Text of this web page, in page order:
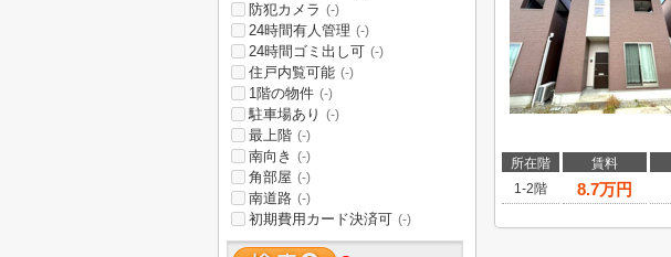
所在階 賃料
1-2階
8.7万円
防犯カメラ (-)
24時間有人管理 (-)
24時間ゴミ出し可 (-)
住戸内覧可能 (-)
1階の物件 (-)
駐車場あり (-)
最上階 (-)
南向き (-)
角部屋 (-)
南道路 (-)
初期費用カード決済可 (-)